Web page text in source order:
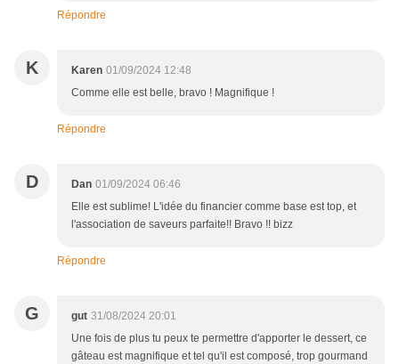
Répondre
K Karen 01/09/2024 12:48
Comme elle est belle, bravo ! Magnifique !
Répondre
D Dan 01/09/2024 06:46
Elle est sublime! L'idée du financier comme base est top, et
l'association de saveurs parfaite!! Bravo !! bizz
Répondre
G gut 31/08/2024 20:01
Une fois de plus tu peux te permettre d'apporter le dessert, ce
gâteau est magnifique et tel qu'il est composé, trop gourmand